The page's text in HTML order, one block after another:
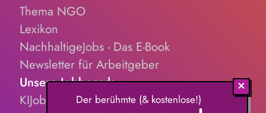
Thema NGO
Lexikon
NachhaltigeJobs - Das E-Book
Newsletter für Arbeitgeber
Unsere Jobboards
KIJobs.de
Der berühmte (& kostenlose!)